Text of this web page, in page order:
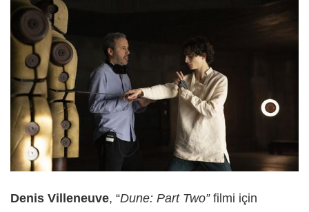
Denis Villeneuve, “Dune: Part Two”filmi için